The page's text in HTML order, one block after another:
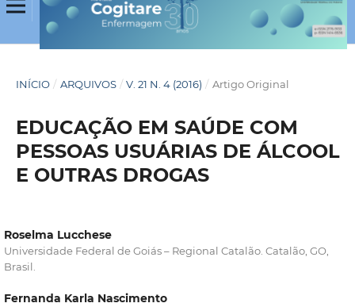
INÍCIO / ARQUIVOS / V. 21 N. 4 (2016) / Artigo Original
EDUCAÇÃO EM SAÚDE COM
PESSOAS USUÁRIAS DE ÁLCOOL
E OUTRAS DROGAS
Roselma Lucchese
Universidade Federal de Goiás – Regional Catalão. Catalão, GO,
Brasil.
Fernanda Karla Nascimento